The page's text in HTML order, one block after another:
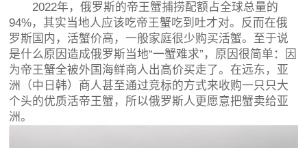
2022年，俄罗斯的帝王蟹捕捞配额占全球总量的
94%，其实当地人应该吃帝王蟹吃到吐才对。反而在俄
罗斯国内，活蟹价高，一般家庭很少购买活蟹。至于说
是什么原因造成俄罗斯当地“一蟹难求”，原因很简单：因
为帝王蟹全被外国海鲜商人出高价买走了。在远东，亚
洲（中日韩）商人甚至通过竞标的方式来收购一只只大
个头的优质活帝王蟹，所以俄罗斯人更愿意把蟹卖给亚
洲。